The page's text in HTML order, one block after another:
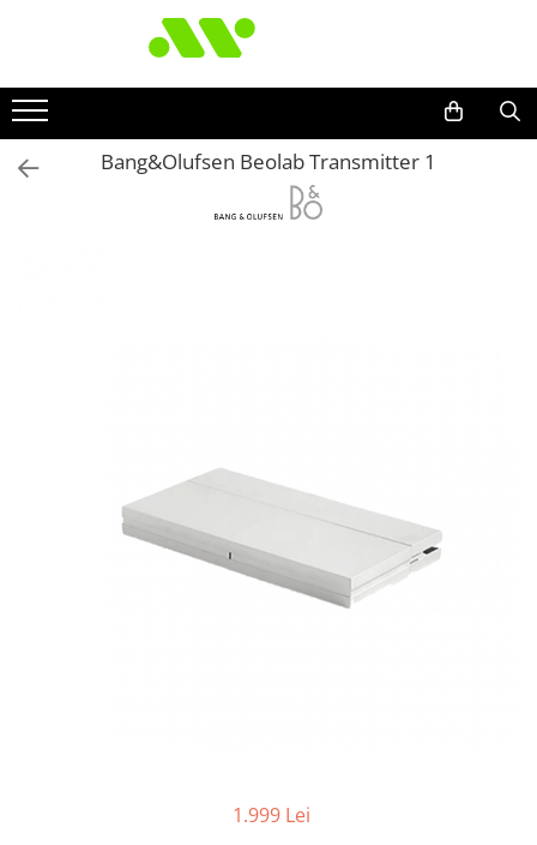
Bang&Olufsen Beolab Transmitter 1
1.999 Lei